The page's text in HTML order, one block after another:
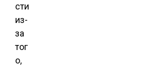
сти
из-
за
тог
о,